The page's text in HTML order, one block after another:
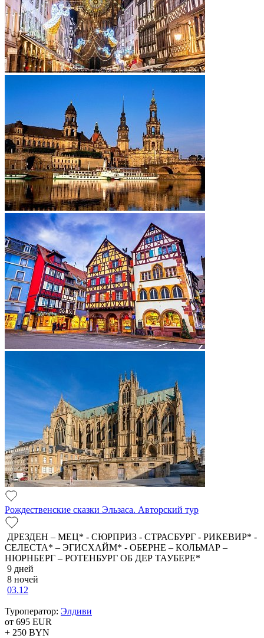
Рождественские сказки Эльзаса. Авторский тур
ДРЕЗДЕН – МЕЦ* - СЮРПРИЗ - СТРАСБУРГ - РИКЕВИР* -
СЕЛЕСТА* – ЭГИСХАЙМ* - ОБЕРНЕ – КОЛЬМАР –
НЮРНБЕРГ – РОТЕНБУРГ ОБ ДЕР ТАУБЕРЕ*
9 дней
8 ночей
03.12
Туроператор: Элдиви
от 695 EUR
+ 250 BYN